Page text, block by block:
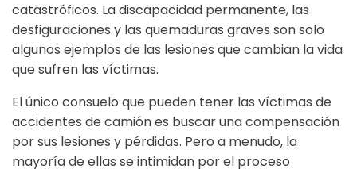
catastróficos. La discapacidad permanente, las
desfiguraciones y las quemaduras graves son solo
algunos ejemplos de las lesiones que cambian la vida
que sufren las víctimas.
El único consuelo que pueden tener las víctimas de
accidentes de camión es buscar una compensación
por sus lesiones y pérdidas. Pero a menudo, la
mayoría de ellas se intimidan por el proceso